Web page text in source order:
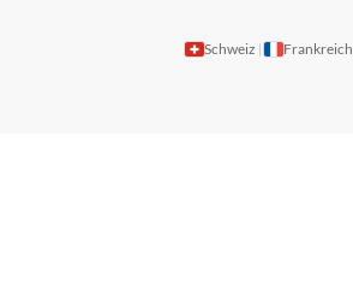
Schweiz Frankreich